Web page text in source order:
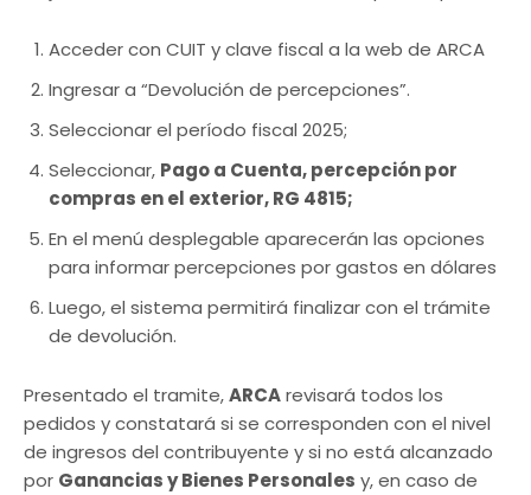
Acceder con CUIT y clave fiscal a la web de ARCA
Ingresar a “Devolución de percepciones”.
Seleccionar el período fiscal 2025;
Seleccionar, Pago a Cuenta, percepción por
compras en el exterior, RG 4815;
En el menú desplegable aparecerán las opciones
para informar percepciones por gastos en dólares
Luego, el sistema permitirá finalizar con el trámite
de devolución.
Presentado el tramite,ARCArevisará todos los
pedidos y constatará si se corresponden con el nivel
de ingresos del contribuyente y si no está alcanzado
por Ganancias y Bienes Personales y, en caso de